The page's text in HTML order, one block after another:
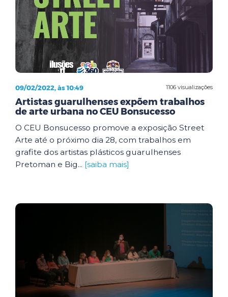
1106 visualizações
09/02/2022, às 10:49
Artistas guarulhenses expõem trabalhos
de arte urbana no CEU Bonsucesso
O CEU Bonsucesso promove a exposição Street
Arte até o próximo dia 28, com trabalhos em
grafite dos artistas plásticos guarulhenses
Pretoman e Big... [saiba mais]